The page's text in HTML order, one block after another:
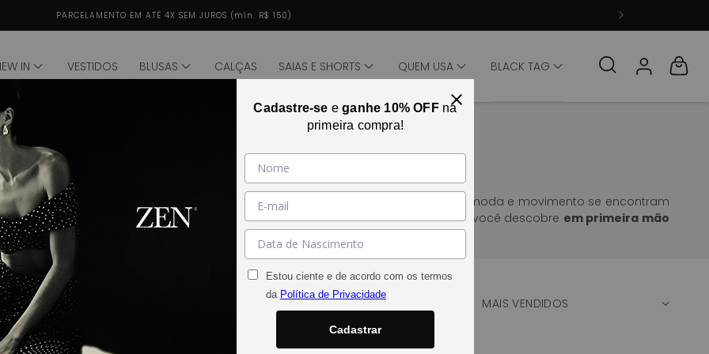
PARCELAMENTO EM ATÉ 4X SEM JUROS (mín. R$ 150)
IN VESTIDOS BLUSAS CALÇAS SAIAS E SHORTS QUEM USA BLACK TAG Fazer loginCarrinho
no universo da Zen Oficial de forma ainda mais próxima e envolvente. Aqui, moda e movimento se encontram
e conteúdos especiais. Com atualizações constantes, este é o canal onde você descobre em primeira mão
única como um extensão dos nossos principais canais digitais.
ORDENAR POR:
Cadastre-se eganhe 10% OFFna
primeira compra!
Estou ciente e de acordo com os termos
da Política de Privacidade
Cadastrar